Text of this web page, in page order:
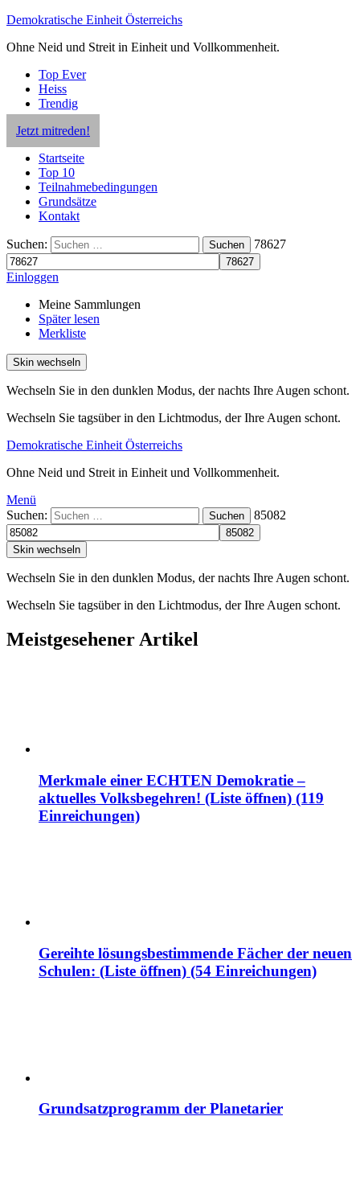
Demokratische Einheit Österreichs
Ohne Neid und Streit in Einheit und Vollkommenheit.
Top Ever
Heiss
Trendig
Jetzt mitreden!
Startseite
Top 10
Teilnahmebedingungen
Grundsätze
Kontakt
Suchen: Suchen 78627
Einloggen
Meine Sammlungen
Später lesen
Merkliste
Skin wechseln
Wechseln Sie in den dunklen Modus, der nachts Ihre Augen schont.
Wechseln Sie tagsüber in den Lichtmodus, der Ihre Augen schont.
Demokratische Einheit Österreichs
Ohne Neid und Streit in Einheit und Vollkommenheit.
Menü
Suchen:
Suchen 85082
Skin wechseln
Wechseln Sie in den dunklen Modus, der nachts Ihre Augen schont.
Wechseln Sie tagsüber in den Lichtmodus, der Ihre Augen schont.
Meistgesehener Artikel
Merkmale einer ECHTEN Demokratie –
aktuelles Volksbegehren! (Liste öffnen) (119
Einreichungen)
Gereihte lösungsbestimmende Fächer der neuen
Schulen: (Liste öffnen) (54 Einreichungen)
Grundsatzprogramm der Planetarier